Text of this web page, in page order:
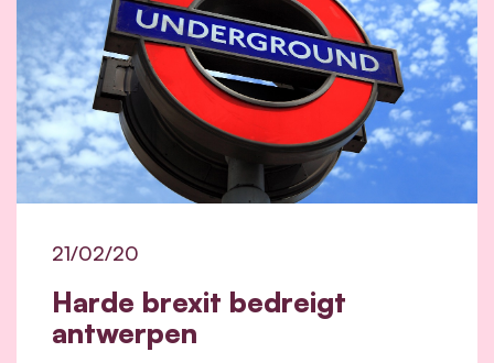
Harde brexit bedreigt
antwerpen
21/02/20